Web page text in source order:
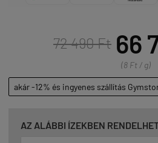
72 490 Ft 66
(8 Ft / g)
akár -12% és ingyenes szállítás
AZ ALÁBBI ÍZEKBEN